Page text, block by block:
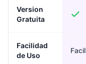
Version
Gratuita
Facilidad
de Uso
Facil